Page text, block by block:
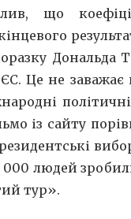
що
Дональда
Це не
із сайту
000 людей
тур».